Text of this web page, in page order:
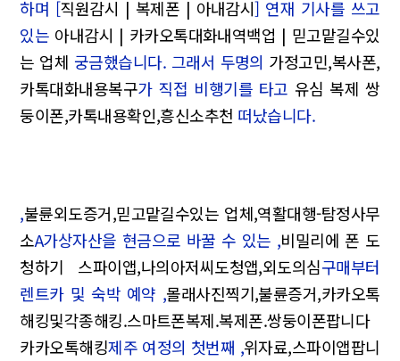
하며 [직원감시 | 복제폰 | 아내감시] 연재 기사를 쓰고
있는 아내감시 | 카카오톡대화내역백업 | 믿고맡길수있
는 업체 궁금했습니다. 그래서 두명의 가정고민,복사폰,
카톡대화내용복구가 직접 비행기를 타고 유심 복제 쌍
둥이폰,카톡내용확인,흥신소추천 떠났습니다.
,불륜외도증거,믿고맡길수있는 업체,역활대행-탐정사무
소A가상자산을 현금으로 바꿀 수 있는 ,비밀리에 폰 도
청하기 스파이앱,나의아저씨도청앱,외도의심구매부터
렌트카 및 숙박 예약 ,몰래사진찍기,불륜증거,카카오톡
해킹및각종해킹.스마트폰복제.복제폰.쌍둥이폰팝니다
카카오톡해킹제주 여정의 첫번째 ,위자료,스파이앱팝니